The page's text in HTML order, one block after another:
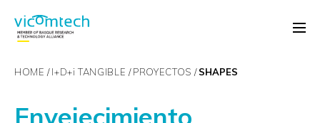
HOME I+D+i TANGIBLE PROYECTOS SHAPES
Envejecimiento